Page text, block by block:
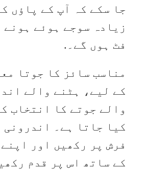
جا سکے کہ آپ کے پاؤں
زیادہ سوجے ہوئے ہونے
فٹ ہوں گے۔.
مناسب سائز کا جوتا
کے لیے، ہٹنے والے
والے جوتے کا انتخاب
کیا جاتا ہے۔ اندرونی
فرش پر رکھیں اور
کے ساتھ اس پر قدم